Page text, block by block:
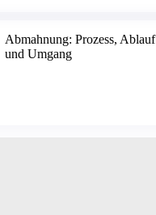
Abmahnung: Prozess, Ablauf
und Umgang